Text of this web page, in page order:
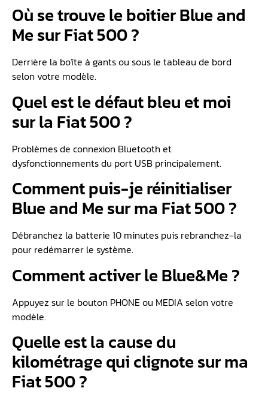
Où se trouve le boitier Blue and
Me sur Fiat 500 ?
Derrière la boîte à gants ou sous le tableau de bord
selon votre modèle.
Quel est le défaut bleu et moi
sur la Fiat 500 ?
Problèmes de connexion Bluetooth et
dysfonctionnements du port USB principalement.
Comment puis-je réinitialiser
Blue and Me sur ma Fiat 500 ?
Débranchez la batterie 10 minutes puis rebranchez-la
pour redémarrer le système.
Comment activer le Blue&Me ?
Appuyez sur le bouton PHONE ou MEDIA selon votre
modèle.
Quelle est la cause du
kilométrage qui clignote sur ma
Fiat 500 ?